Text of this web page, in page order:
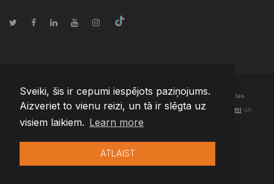
Sveiki, šis ir cepumi iespējots paziņojums.
Aizveriet to vienu reizi, un tā ir slēgta uz
visiem laikiem. Learn more
ATLAIST
© Autortiesības2026 Team Extension Latvia- Visas tiesības aizsargātas
Changelog● Izmantojot šo vietni, jūs piekrītat mūsuLietošanas noteikumi un
Privātuma politika